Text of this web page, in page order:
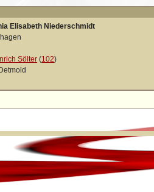
Elisabeth Niederschmidt
Sölter (102)